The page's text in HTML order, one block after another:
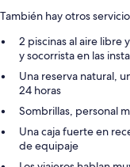
También hay otros
2 piscinas al aire libre
y socorrista en las
Una reserva natural,
24 horas
Sombrillas, personal
Una caja fuerte en
de equipaje